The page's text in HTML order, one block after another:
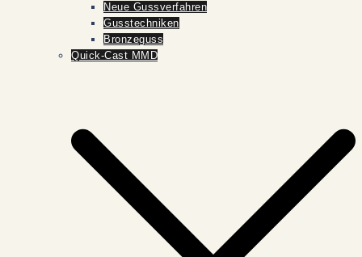
Neue Gussverfahren
Gusstechniken
Bronzeguss
Quick-Cast MMD